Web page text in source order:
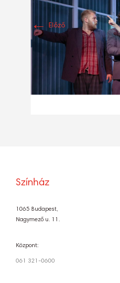
← Előző
Színház
1065 Budapest,
Nagymező u. 11.
Központ:
061 321-0600